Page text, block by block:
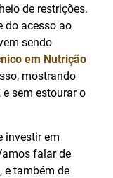
de restrições.
do acesso ao
sendo
em Nutrição
mostrando
sem estourar o
investir em
falar de
e também de